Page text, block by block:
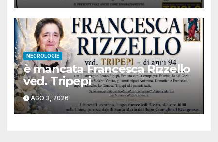
NECROLOGIE
è mancata Francesca Rizzello
ved. Tripepi
AGO 3, 2026